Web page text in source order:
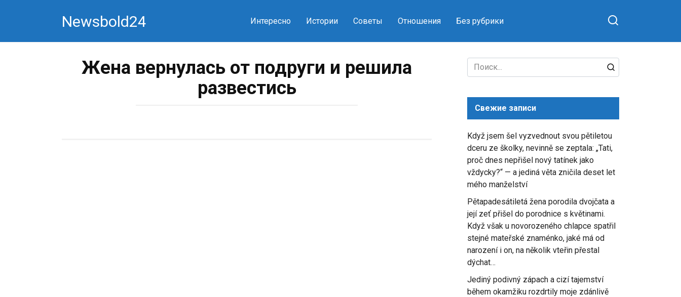
Newsbold24 Интересно Истории Советы Отношения Без рубрики
Жена вернулась от подруги и решила
развестись
Search
for:
Свежие записи
Když jsem šel vyzvednout svou pětiletou
dceru ze školky, nevinně se zeptala: „Tati,
proč dnes nepřišel nový tatínek jako
vždycky?“ — a jediná věta zničila deset let
mého manželství
Pětapadesátiletá žena porodila dvojčata a
její zeť přišel do porodnice s květinami.
Když však u novorozeného chlapce spatřil
stejné mateřské znaménko, jaké má od
narození i on, na několik vteřin přestal
dýchat…
Jediný podivný zápach a cizí tajemství
během okamžiku rozdrtily moje zdánlivě